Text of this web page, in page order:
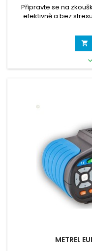
Připravte se na
efektivně a bez
testových otázek a
Vyzkoušejte zdarma
Zdarma ke stažení
licenční klíč, který

METREL